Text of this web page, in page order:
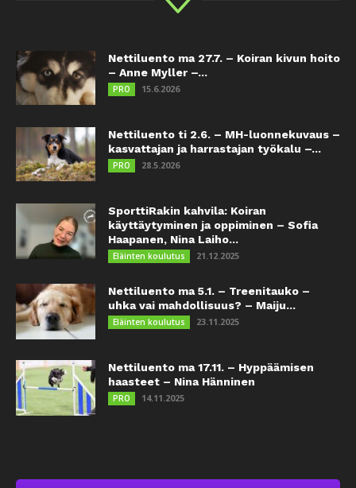
Nettiluento ma 27.7. – Koiran kivun hoito
– Anne Myller –...
PRO 15.6.2026
Nettiluento ti 2.6. – MH-luonnekuvaus –
kasvattajan ja harrastajan työkalu –...
PRO 28.5.2026
SporttiRakin kahvila: Koiran
käyttäytyminen ja oppiminen – Sofia
Haapanen, Nina Laiho...
Eläinten koulutus 21.12.2025
Nettiluento ma 5.1. – Treenitauko –
uhka vai mahdollisuus? – Maiju...
Eläinten koulutus 23.11.2025
Nettiluento ma 17.11. – Hyppäämisen
haasteet – Nina Hänninen
PRO 14.11.2025